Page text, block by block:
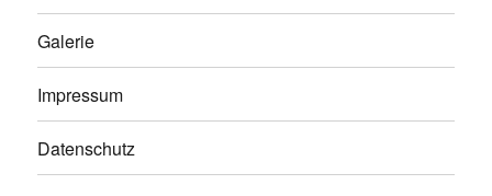
Galerie
Impressum
Datenschutz